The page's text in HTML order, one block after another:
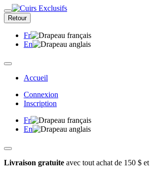
Retour
Fr
En
Accueil
Connexion
Inscription
Fr
En
Livraison gratuite avec tout achat de 150 $ et